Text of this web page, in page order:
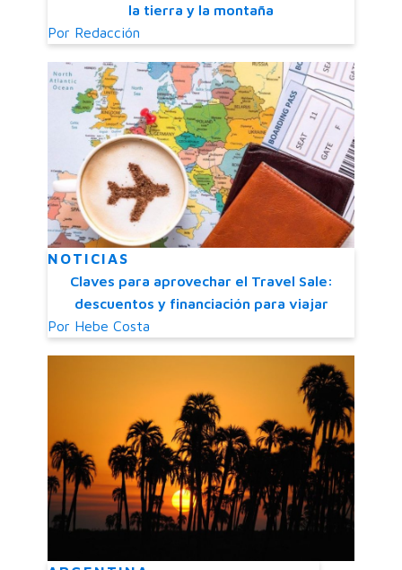
la tierra y la montaña
Por Redacción
NOTICIAS
Claves para aprovechar el Travel Sale:
descuentos y financiación para viajar
Por Hebe Costa